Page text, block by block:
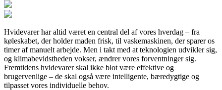
Hvidevarer har altid været en central del af vores hverdag – fra
køleskabet, der holder maden frisk, til vaskemaskinen, der sparer os
timer af manuelt arbejde. Men i takt med at teknologien udvikler sig,
og klimabevidstheden vokser, ændrer vores forventninger sig.
Fremtidens hvidevarer skal ikke blot være effektive og
brugervenlige – de skal også være intelligente, bæredygtige og
tilpasset vores individuelle behov.